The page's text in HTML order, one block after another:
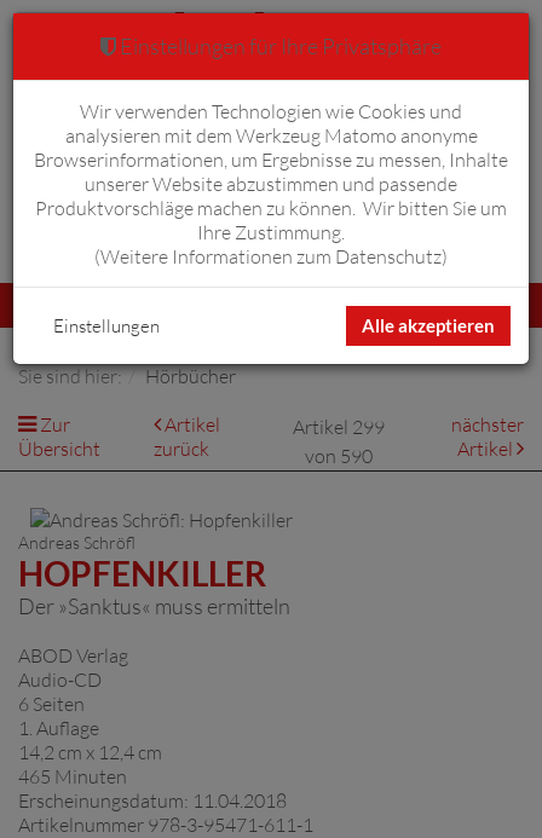
Anmelden Warenkorb 0
umschalten
Sie sind hier:
Hörbücher
Zur
Übersicht
Artikel
zurück
Artikel 299
von 590
nächster
Artikel
Andreas Schröfl
HOPFENKILLER
Der »Sanktus« muss ermitteln
ABOD Verlag
Audio-CD
6 Seiten
1. Auflage
14,2 cm x 12,4 cm
465 Minuten
Erscheinungsdatum: 11.04.2018
Artikelnummer 978-3-95471-611-1
Einstellungen für Ihre Privatsphäre
Wir verwenden Technologien wie Cookies und
analysieren mit dem Werkzeug Matomo anonyme
Browserinformationen, um Ergebnisse zu messen, Inhalte
unserer Website abzustimmen und passende
Produktvorschläge machen zu können. Wir bitten Sie um
Ihre Zustimmung.
(Weitere Informationen zum Datenschutz)
Alle akzeptieren
Einstellungen